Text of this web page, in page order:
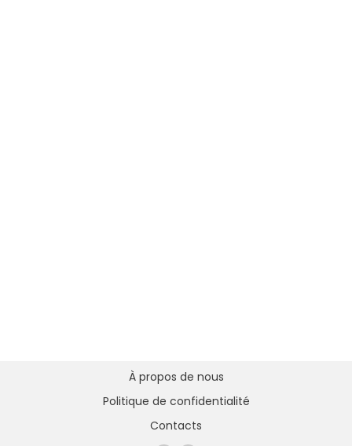
À propos de nous
Politique de confidentialité
Contacts